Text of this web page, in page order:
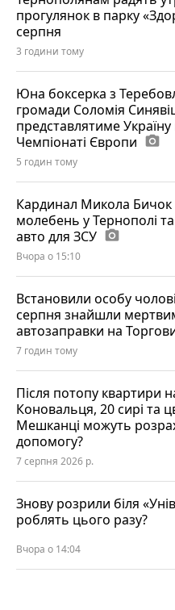
прогулянок в парку
серпня
3 години тому
Юна боксерка з
громади Соломія
представлятиме Україну
Чемпіонаті Європи photo_camera
5 годин тому
Кардинал Микола
молебень у Тернополі
авто для ЗСУ photo_camera
Вчора о 15:10
Встановили особу
серпня знайшли
автозаправки на
7 годин тому
Після потопу квартири
Коновальця, 20 сирі та
Мешканці можуть
допомогу?
7 серпня 2026 р.
Знову розрили біля
роблять цього разу?
Вчора о 14:04